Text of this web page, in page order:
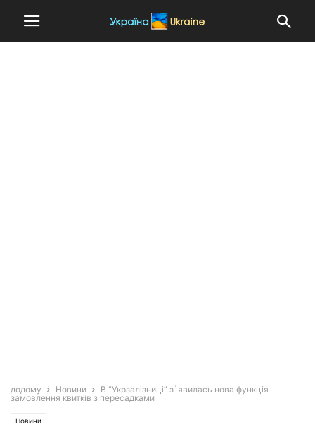
додому Новини
В “Укрзалізниці” з`явилась нова функція
замовлення квитків з пересадками
Новини